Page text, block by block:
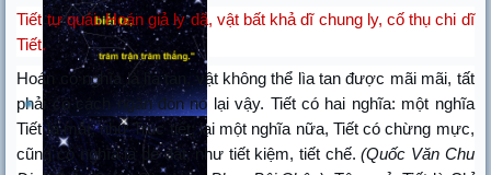
Tiết tự quái: Hoán giả ly dã, vật bất khả dĩ chung ly, cố thụ chi dĩ
Tiết.
Hoán có nghĩa là lìa tan, vật không thể lìa tan được mãi mãi, tất
phải có cách ngăn đón nó lại vậy. Tiết có hai nghĩa: một nghĩa
Tiết là mắt, như Trúc tiết; lại một nghĩa nữa, Tiết có chừng mực,
cũng có nghĩa là dè dặt, như tiết kiệm, tiết chế.(Quốc Văn Chu